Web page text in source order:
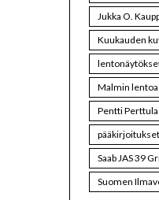
Jukka O.
Kuukauden
Malmin
Pentti Perttula
pääkirjoitukset
Saab JAS 39
Suomen